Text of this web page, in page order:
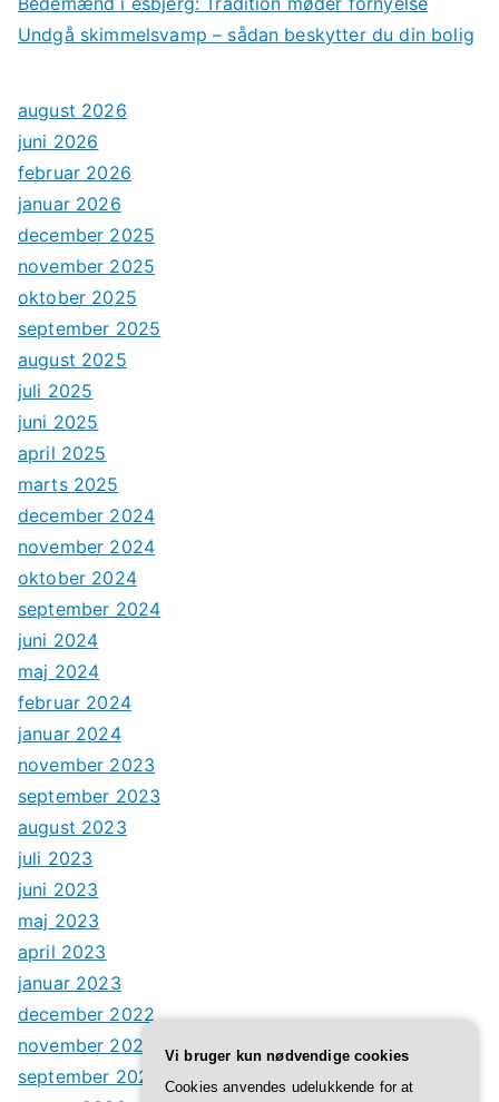
Undgå skimmelsvamp – sådan beskytter du din bolig
august 2026
juni 2026
februar 2026
januar 2026
december 2025
november 2025
oktober 2025
september 2025
august 2025
juli 2025
juni 2025
april 2025
marts 2025
december 2024
november 2024
oktober 2024
september 2024
juni 2024
maj 2024
februar 2024
januar 2024
november 2023
september 2023
august 2023
juli 2023
juni 2023
maj 2023
april 2023
januar 2023
december 2022
november 2022
september 2022
Vi bruger kun nødvendige cookies
Cookies anvendes udelukkende for at